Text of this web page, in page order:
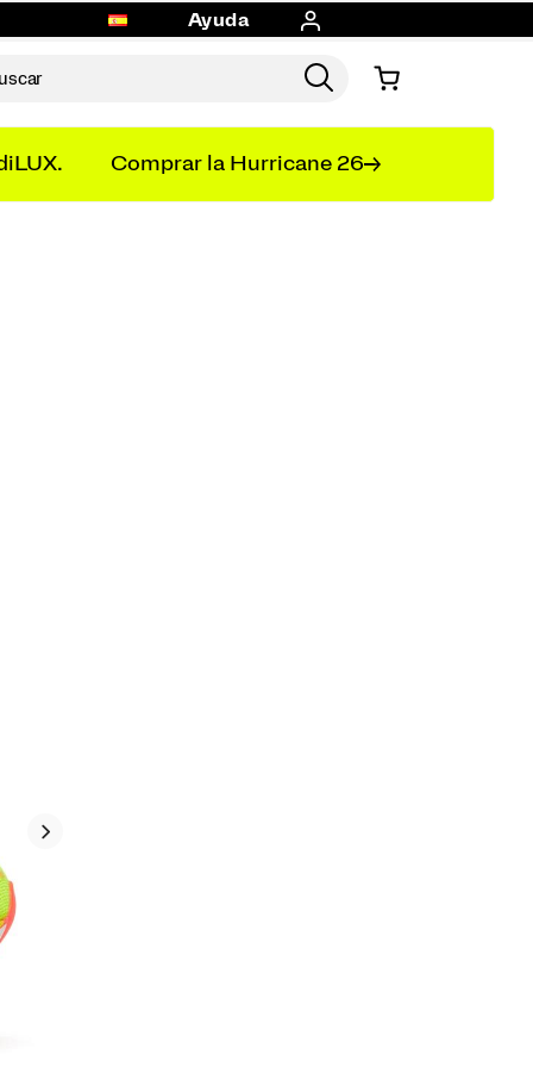
Ayuda
Comprar la Hurricane 26